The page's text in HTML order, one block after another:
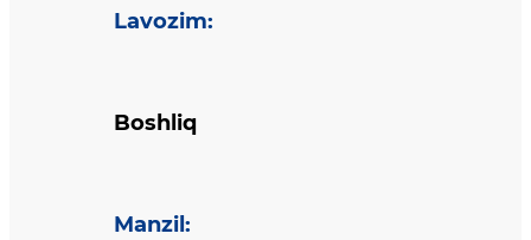
Lavozim:
Boshliq
Manzil :